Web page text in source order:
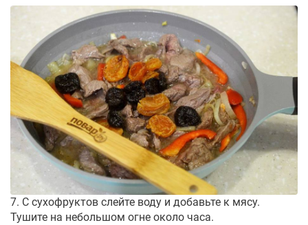
7. С сухофруктов слейте воду и добавьте к мясу.
Тушите на небольшом огне около часа.